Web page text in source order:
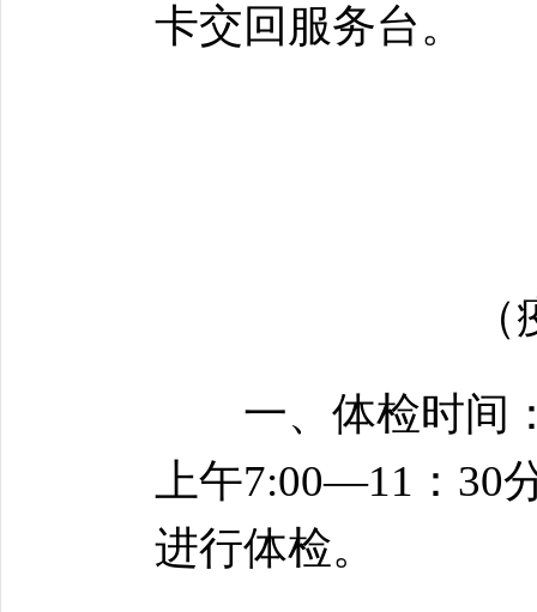
卡交回服务台。
（疫
一、体检时间：
上午7:00—11：30
进行体检。